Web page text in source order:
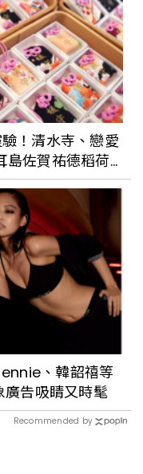
！清水寺、戀愛
島佐賀祐德稻荷
、韓韶禧等
告吸睛又時髦
Recommended by